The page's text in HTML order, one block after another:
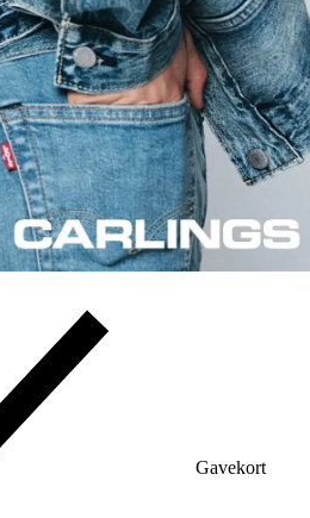
Gavekort